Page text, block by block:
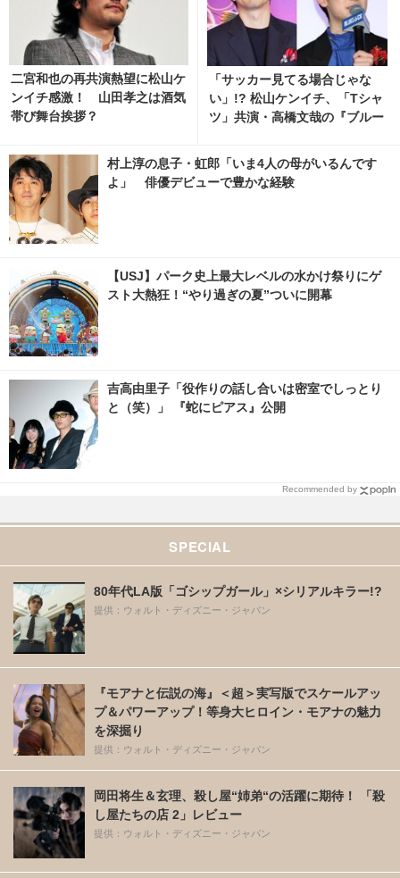
二宮和也の再共演熱望に松山ケ
ンイチ感激！ 山田孝之は酒気
帯び舞台挨拶？
「サッカー見てる場合じゃな
い」!? 松山ケンイチ、「Tシャ
ツ」共演・高橋文哉の『ブルー
村上淳の息子・虹郎「いま4人の母がいるんです
よ」 俳優デビューで豊かな経験
【USJ】パーク史上最大レベルの水かけ祭りにゲ
スト大熱狂！“やり過ぎの夏”ついに開幕
吉高由里子「役作りの話し合いは密室でしっとり
と（笑）」 『蛇にピアス』公開
Recommended by
SPECIAL
80年代LA版「ゴシップガール」×シリアルキラー!?
提供：ウォルト・ディズニー・ジャパン
『モアナと伝説の海』＜超＞実写版でスケールアッ
プ＆パワーアップ！等身大ヒロイン・モアナの魅力
を深掘り
提供：ウォルト・ディズニー・ジャパン
岡田将生＆玄理、殺し屋“姉弟“の活躍に期待！ 「殺
し屋たちの店 2」レビュー
提供：ウォルト・ディズニー・ジャパン